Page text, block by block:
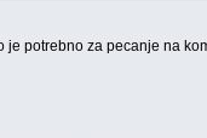
je potrebno za pecanje na